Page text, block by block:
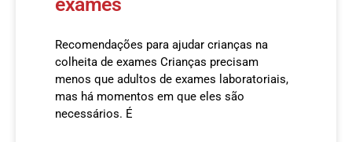
Recomendações para ajudar crianças na
colheita de exames Crianças precisam
menos que adultos de exames laboratoriais,
mas há momentos em que eles são
necessários. É